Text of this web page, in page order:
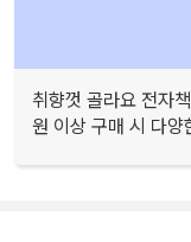
취향껏 골라요 전자
원 이상 구매 시 다양